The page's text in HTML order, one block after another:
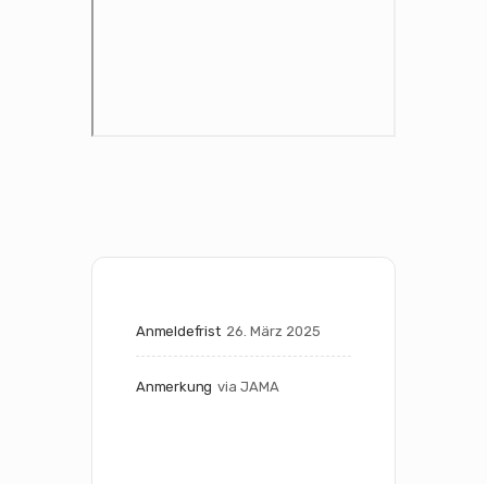
Anmeldefrist 26. März 2025
Anmerkung via JAMA